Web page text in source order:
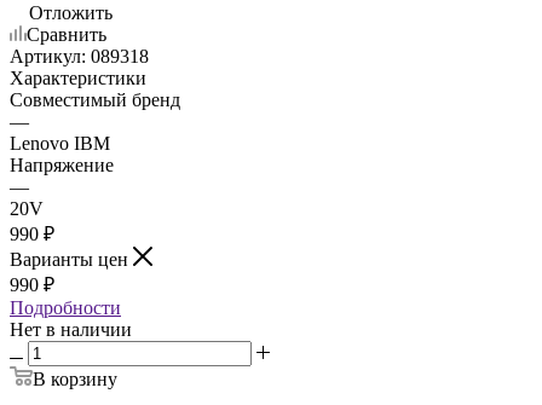
Отложить
Сравнить
Артикул: 089318
Характеристики
Совместимый бренд
—
Lenovo IBM
Напряжение
—
20V
990 ₽
Варианты цен
990 ₽
Подробности
Нет в наличии
В корзину